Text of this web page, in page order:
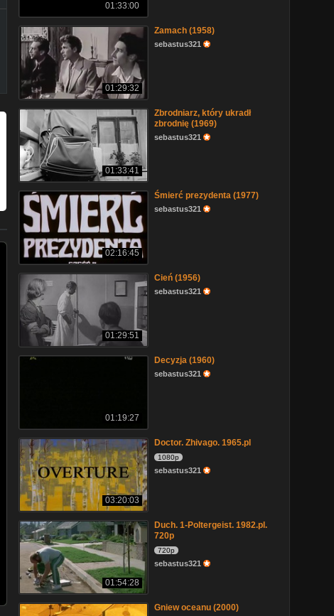
01:33:00
01:29:32
Zamach (1958)
sebastus321
01:33:41
Zbrodniarz, który ukradł
zbrodnię (1969)
sebastus321
02:16:45
Śmierć prezydenta (1977)
sebastus321
01:29:51
Cień (1956)
sebastus321
01:19:27
Decyzja (1960)
sebastus321
03:20:03
Doctor. Zhivago. 1965.pl
1080p
sebastus321
01:54:28
Duch. 1-Poltergeist. 1982.pl.
720p
720p
sebastus321
Gniew oceanu (2000)